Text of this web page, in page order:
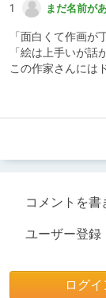
1 まだ名前が
「面白くて作画が
「絵は上手いが話
この作家さんには
コメントを書
ユーザー登録
ログイ